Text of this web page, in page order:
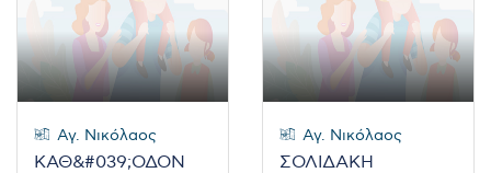
Αγ. Νικόλαος
ΚΑΘ&#039;ΟΔΟΝ
Αγ. Νικόλαος
ΣΟΛΙΔΑΚΗ